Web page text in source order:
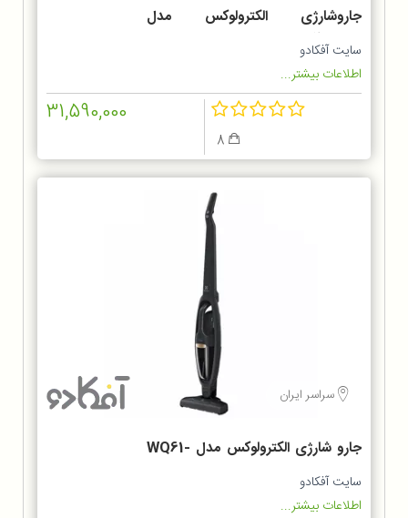
جاروشارژی الکترولوکس مدل
ZB6214IGM
سایت آفکادو
اطلاعات بیشتر...
31,590,000
سراسر ایران
جارو شارژی الکترولوکس مدل WQ61-
1OGG
سایت آفکادو
اطلاعات بیشتر...